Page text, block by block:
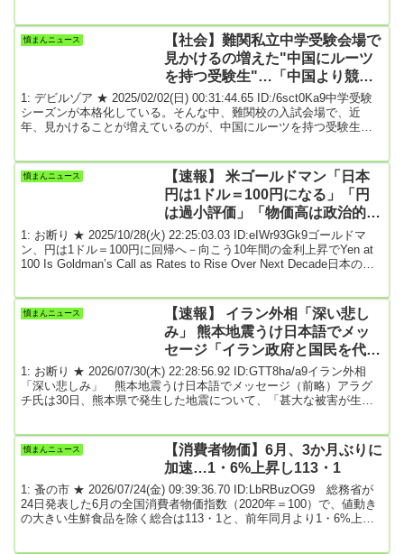
93.9％だった。最近の外食産業で客離れが深刻なのは「餃子の王
将」といった客単価が1200円を超えるチェーンだ。一方...
憤まんニュース
【社会】難関私立中学受験会場で
見かけるの増えた"中国にルーツ
を持つ受験生"…「中国より競争
緩い」「留学制度充実してる」
1: デビルゾア ★ 2025/02/02(日) 00:31:44.65 ID:/6sct0Ka9中学受験
シーズンが本格化している。そんな中、難関校の入試会場で、近
年、見かけることが増えているのが、中国にルーツを持つ受験生の
学校の栄東中学へ続く道には、「東大クラス」など約80人の定員に
約5千人の受験生の列ができた。その中から中国語の話し声がちらほ
ら聞こえてくる。日本の中高一...
憤まんニュース
【速報】 米ゴールドマン「日本
円は1ドル＝100円になる」「円
は過小評価」「物価高は政治的に
不人気、金融政策正常化で」
1: お断り ★ 2025/10/28(火) 22:25:03.03 ID:eIWr93Gk9ゴールドマ
ン、円は1ドル＝100円に回帰へ－向こう10年間の金利上昇でYen at
100 Is Goldman’s Call as Rates to Rise Over Next Decade日本の金
ールドカーブコントロール（長短金利操作）などの措置が公正価値
に対して円を大幅に割安...
憤まんニュース
【速報】 イラン外相「深い悲し
み」 熊本地震うけ日本語でメッ
セージ「イラン政府と国民を代表
して被災者とご遺族に…」
1: お断り ★ 2026/07/30(木) 22:28:56.92 ID:GTT8ha/a9イラン外相
「深い悲しみ」 熊本地震うけ日本語でメッセージ（前略）アラグ
チ氏は30日、熊本県で発生した地震について、「甚大な被害が生じ
申し上げます」と日本語で投稿しました。さらに、「犠牲者の方々
のご冥福、負傷者の早期回復、そして被災地の一日も早い復旧・復
興をお祈りいたします」と記し、哀悼...
憤まんニュース
【消費者物価】6月、3か月ぶりに
加速…1・6%上昇し113・1
1: 蚤の市 ★ 2026/07/24(金) 09:39:36.70 ID:LbRBuzOG9 総務省が
24日発表した6月の全国消費者物価指数（2020年＝100）で、値動き
の大きい生鮮食品を除く総合は113・1と、前年同月より1・6%上昇